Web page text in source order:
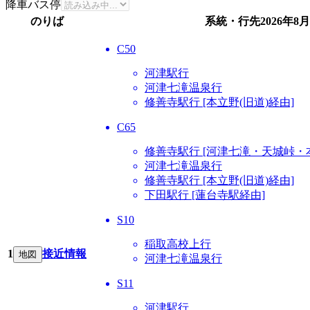
降車バス停
のりば
系統・行先2026年8
1 地図 接近情報
C50
河津駅行
河津七滝温泉行
修善寺駅行 [本立野(旧道)経由]
C65
修善寺駅行 [河津七滝・天城峠・
河津七滝温泉行
修善寺駅行 [本立野(旧道)経由]
下田駅行 [蓮台寺駅経由]
S10
稲取高校上行
河津七滝温泉行
S11
河津駅行